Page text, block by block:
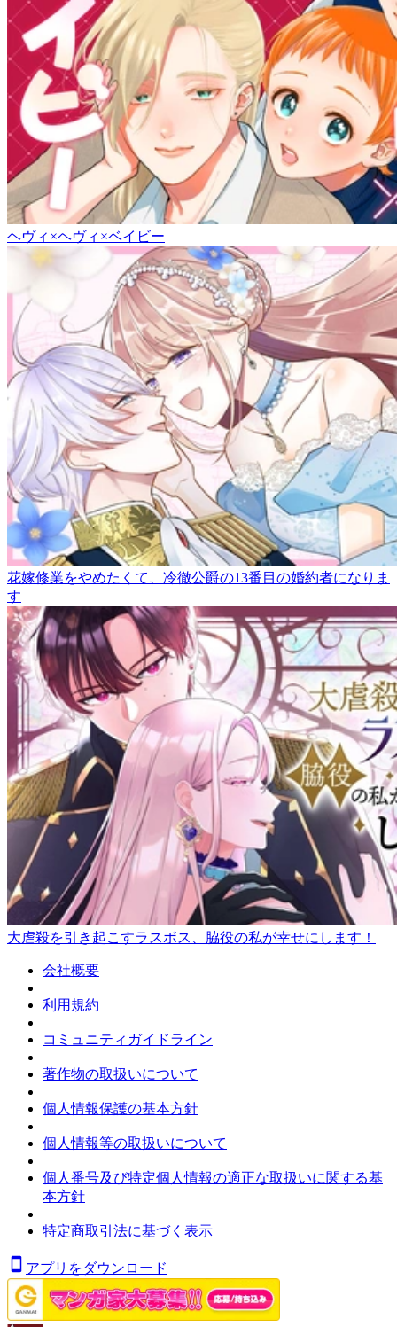
ヘヴィ×ヘヴィ×ベイビー
花嫁修業をやめたくて、冷徹公爵の13番目の婚約者になりま
す
大虐殺を引き起こすラスボス、脇役の私が幸せにします！
会社概要
利用規約
コミュニティガイドライン
著作物の取扱いについて
個人情報保護の基本方針
個人情報等の取扱いについて
個人番号及び特定個人情報の適正な取扱いに関する基
本方針
特定商取引法に基づく表示
アプリをダウンロード